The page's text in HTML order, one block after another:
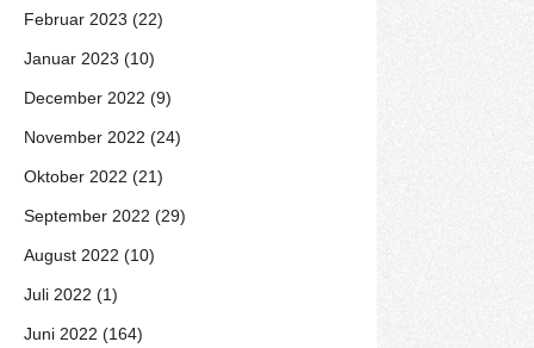
Februar 2023 (22)
Januar 2023 (10)
December 2022 (9)
November 2022 (24)
Oktober 2022 (21)
September 2022 (29)
August 2022 (10)
Juli 2022 (1)
Juni 2022 (164)